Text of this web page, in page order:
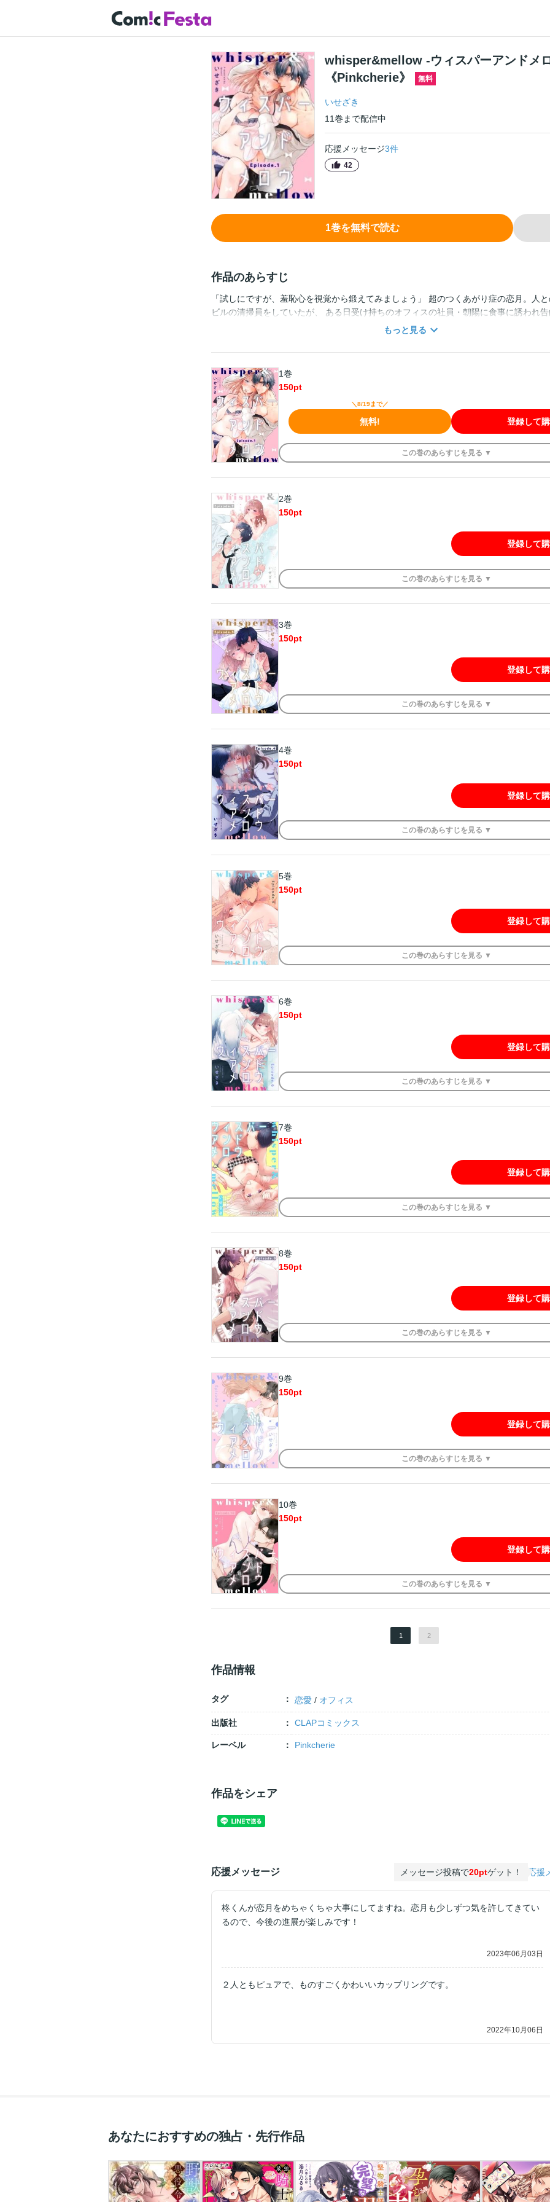
whisper&mellow -ウィスパーアンドメ
《Pinkcherie》
無料
いせざき
11巻 まで配信中
応援メッセージ3件
42
1巻を無料で読む
作品のあらすじ
「試しにですが、羞恥心を視覚から鍛えてみましょう」 超のつくあがり症の恋月。人
ビルの清掃員をしていたが、 ある日受け持ちのオフィスの社員・朝陽に食事に誘われ
ュリティ会社で働く彼は体も大きいし、無表情でなんだか怖そう…。口ベタな自分の話
らに「少しでもあなたの恥ずかしがり屋を治したい」と服を脱ぎはじめ、鍛え上げられ
にして…！？ 一途なポーカーフェイス紳士×ド級シャイガール。凸凹男女の甘くやさし
ブ！ ※この作品は「Pinkcherie（ピンクシェリー）vol.16 -fleur-」に収録されています
意ください。
もっと見る
1巻
150pt
＼8/19まで／
無料! 登録して
この巻のあらすじを 見る ▼
2巻
150pt
登録して
この巻のあらすじを 見る ▼
3巻
150pt
登録して
この巻のあらすじを 見る ▼
4巻
150pt
登録して
この巻のあらすじを 見る ▼
5巻
150pt
登録して
この巻のあらすじを 見る ▼
6巻
150pt
登録して
この巻のあらすじを 見る ▼
7巻
150pt
登録して
この巻のあらすじを 見る ▼
8巻
150pt
登録して
この巻のあらすじを 見る ▼
9巻
150pt
登録して
この巻のあらすじを 見る ▼
10巻
150pt
登録して
この巻のあらすじを 見る ▼
1 2
作品情報
タグ 恋愛 / オフィス
出版社 CLAPコミックス
レーベル Pinkcherie
作品をシェア
応援メッセージ メッセージ投稿で20ptゲット！ 応援
柊くんが恋月をめちゃくちゃ大事にしてますね。恋月も少しずつ気を許してきてい
るので、今後の進展が楽しみです！
2023年06月03日
２人ともピュアで、ものすごくかわいいカップリングです。
2022年10月06日
あなたにおすすめの独占・先行作品